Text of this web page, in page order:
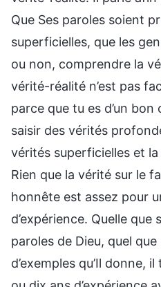
Que Ses paroles soient
superficielles, que les
ou non, comprendre la
vérité-réalité n’est pas
parce que tu es d’un
saisir des vérités
vérités superficielles et
Rien que la vérité sur le
honnête est assez pour
d’expérience. Quelle
paroles de Dieu, quel
d’exemples qu’Il donne,